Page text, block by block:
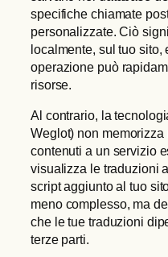
specifiche chiamate
personalizzate. Ciò
localmente, sul tuo sito,
operazione può
risorse.
Al contrario, la
Weglot) non
contenuti a un servizio
visualizza le traduzioni
script aggiunto al tuo
meno complesso, ma
che le tue traduzioni
terze parti.